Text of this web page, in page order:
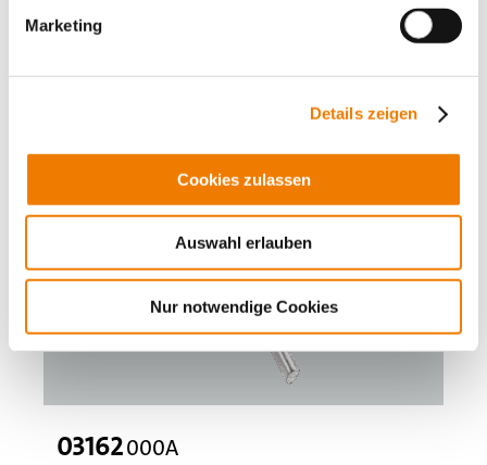
Marketing
Details zeigen
Cookies zulassen
Auswahl erlauben
Nur notwendige Cookies
Mehr
03162000A